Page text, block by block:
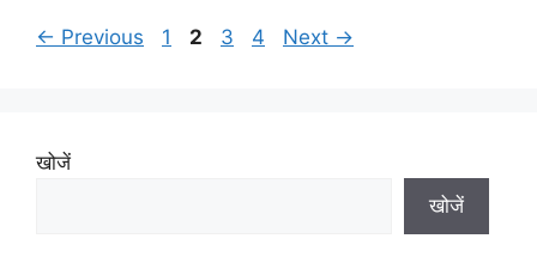
← Previous Page
1 Page
2 Page
3 Page
4 Next →
खोजें
खोजें